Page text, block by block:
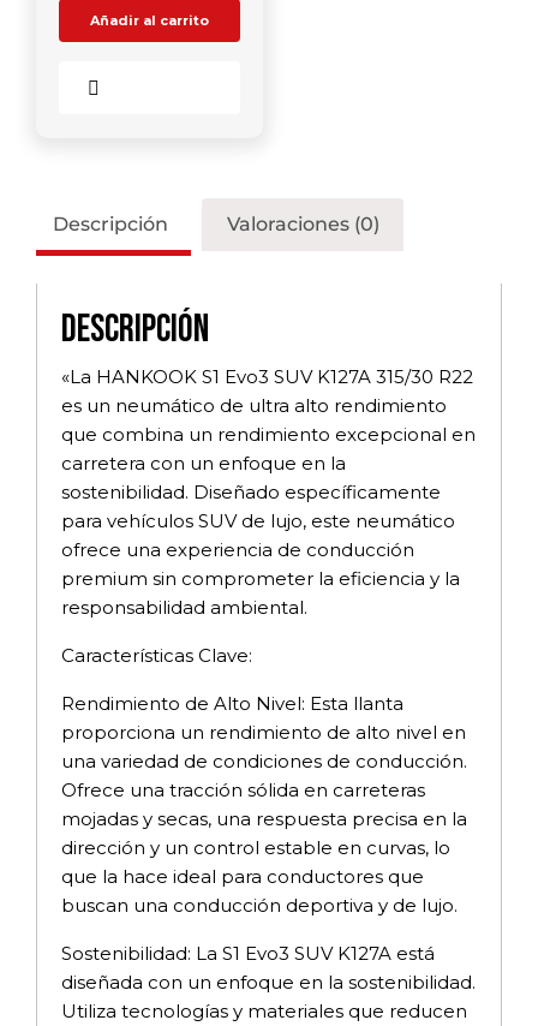
Añadir al carrito
Descripción Valoraciones (0)
Descripción
«La HANKOOK S1 Evo3 SUV K127A 315/30 R22
es un neumático de ultra alto rendimiento
que combina un rendimiento excepcional en
carretera con un enfoque en la
sostenibilidad. Diseñado específicamente
para vehículos SUV de lujo, este neumático
ofrece una experiencia de conducción
premium sin comprometer la eficiencia y la
responsabilidad ambiental.
Características Clave:
Rendimiento de Alto Nivel: Esta llanta
proporciona un rendimiento de alto nivel en
una variedad de condiciones de conducción.
Ofrece una tracción sólida en carreteras
mojadas y secas, una respuesta precisa en la
dirección y un control estable en curvas, lo
que la hace ideal para conductores que
buscan una conducción deportiva y de lujo.
Sostenibilidad: La S1 Evo3 SUV K127A está
diseñada con un enfoque en la sostenibilidad.
Utiliza tecnologías y materiales que reducen